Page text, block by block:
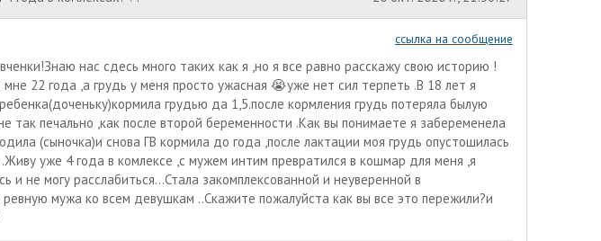
ссылка на сообщение
нас сдесь много таких как я ,но я все равно расскажу свою историю !
мне 22 года ,а грудь у меня просто ужасная 😭уже нет сил терпеть .В 18 лет я
грудью да 1,5.после кормления грудь потеряла былую
так печально ,как после второй беременности .Как вы понимаете я забеременела
(сыночка)и снова ГВ кормила до года ,после лактации моя грудь опустошилась
уже 4 года в комлексе ,с мужем интим превратился в кошмар для меня ,я
и не могу расслабиться...Стала закомплексованной и неуверенной в
мужа ко всем девушкам ..Скажите пожалуйста как вы все это пережили?и